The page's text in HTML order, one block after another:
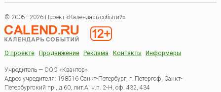
© 2005—2026 Проект «Календарь событий»
О проекте Продвижение Реклама Контакты Информеры
Учредитель — ООО «Квантор»
Адрес учредителя: 198516 Санкт-Петербург, г. Петергоф, Санкт-
Петербургский пр., д.60, лит.А, ч.п. 2-Н, оф. 432, 434